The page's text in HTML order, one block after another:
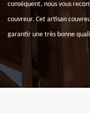
conséquent, nous vous
couvreur. Cet artisan
garantir une très bonne